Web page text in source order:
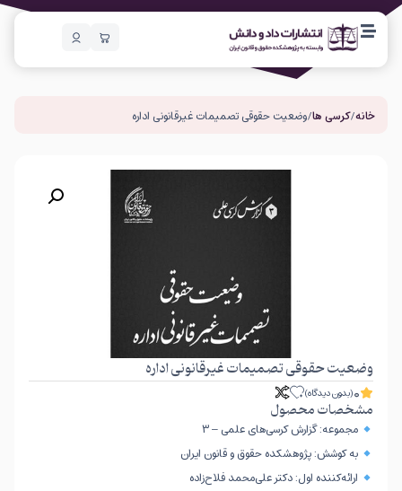
خانه/کرسی ها/ وضعیت حقوقی تصمیمات غیرقانونی اداره
وضعیت حقوقی تصمیمات غیرقانونی اداره
0(بدون دیدگاه)
مشخصات محصول
مجموعه: گزارش کرسی‌های علمی – ۳
به کوشش: پژوهشکده حقوق و قانون ایران
ارائه‌کننده اول: دکتر علی‌محمد فلاح‌زاده